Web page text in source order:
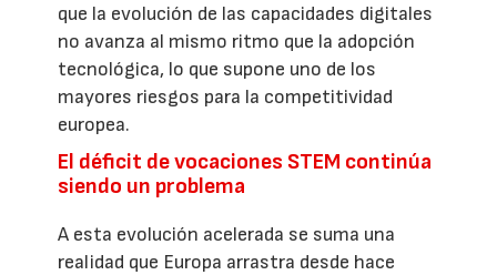
que la evolución de las capacidades digitales
no avanza al mismo ritmo que la adopción
tecnológica, lo que supone uno de los
mayores riesgos para la competitividad
europea.
El déficit de vocaciones STEM continúa
siendo un problema
A esta evolución acelerada se suma una
realidad que Europa arrastra desde hace